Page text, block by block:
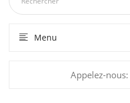
Menu
Appelez-nous: